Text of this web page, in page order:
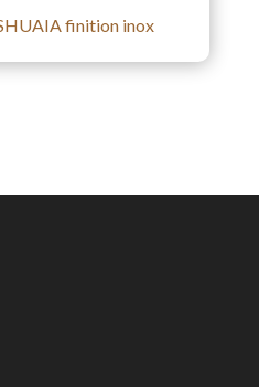
finition inox